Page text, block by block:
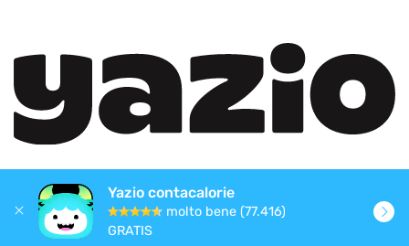
Yazio contacalorie
molto bene (77.416)
GRATIS